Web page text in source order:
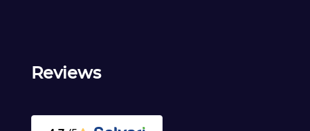
Reviews